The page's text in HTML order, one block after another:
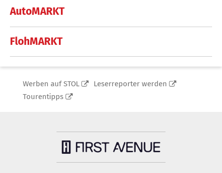
AutoMARKT
FlohMARKT
Werben auf STOL
Leserreporter werden
Tourentipps